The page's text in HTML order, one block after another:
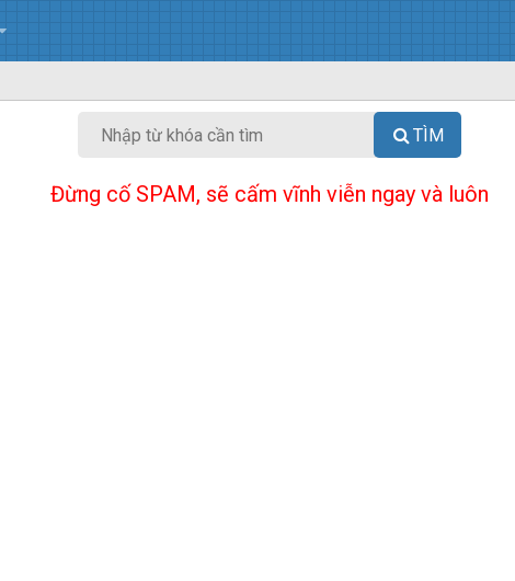
TÌM
Đừng cố SPAM, sẽ cấm vĩnh viễn ngay và luôn